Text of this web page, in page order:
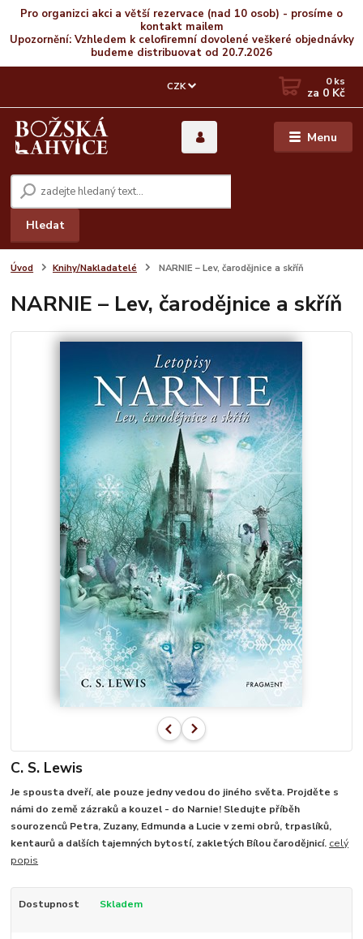
Pro organizci akci a větší rezervace (nad 10 osob) - prosíme o
kontakt mailem
Upozornění: Vzhledem k celofiremní dovolené veškeré objednávky
budeme distribuovat od 20.7.2026
Menu
CZK
Hledat
0ks
za 0 Kč
Úvod Knihy/Nakladatelé NARNIE – Lev, čarodějnice a skříň
NARNIE – Lev, čarodějnice a skříň
C. S. Lewis
Je spousta dveří, ale pouze jedny vedou do jiného světa. Projděte s
námi do země zázraků a kouzel - do Narnie! Sledujte příběh
sourozenců Petra, Zuzany, Edmunda a Lucie v zemi obrů, trpaslíků,
kentaurů a dalších tajemných bytostí, zakletých Bílou čarodějnicí. celý
popis
Dostupnost Skladem